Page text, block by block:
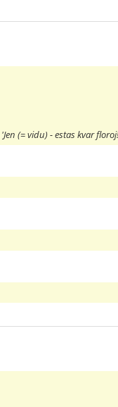
'Jen (= vidu) - estas kvar